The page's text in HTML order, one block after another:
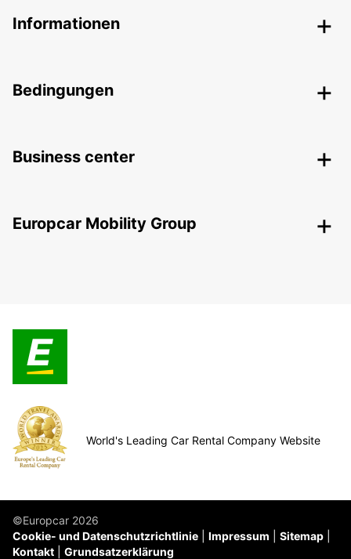
Informationen
Bedingungen
Business center
Europcar Mobility Group
World's Leading Car Rental Company Website
©Europcar 2026
Cookie- und Datenschutzrichtlinie
Impressum
Sitemap
Kontakt
Grundsatzerklärung